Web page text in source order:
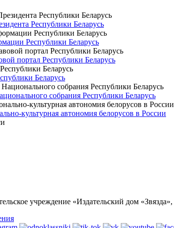
Республики Беларусь
Республики Беларусь
портал Республики Беларусь
Беларусь
собрания Республики Беларусь
культурная автономия белорусов в России
учреждение «Издательский дом